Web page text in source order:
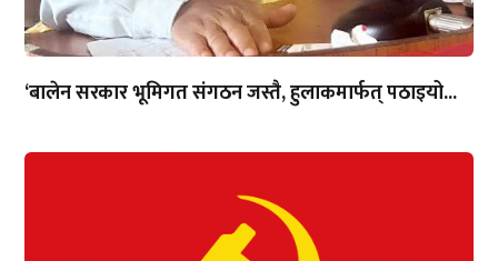
‘बालेन सरकार भूमिगत संगठन जस्तै, हुलाकमार्फत् पठाइयो...